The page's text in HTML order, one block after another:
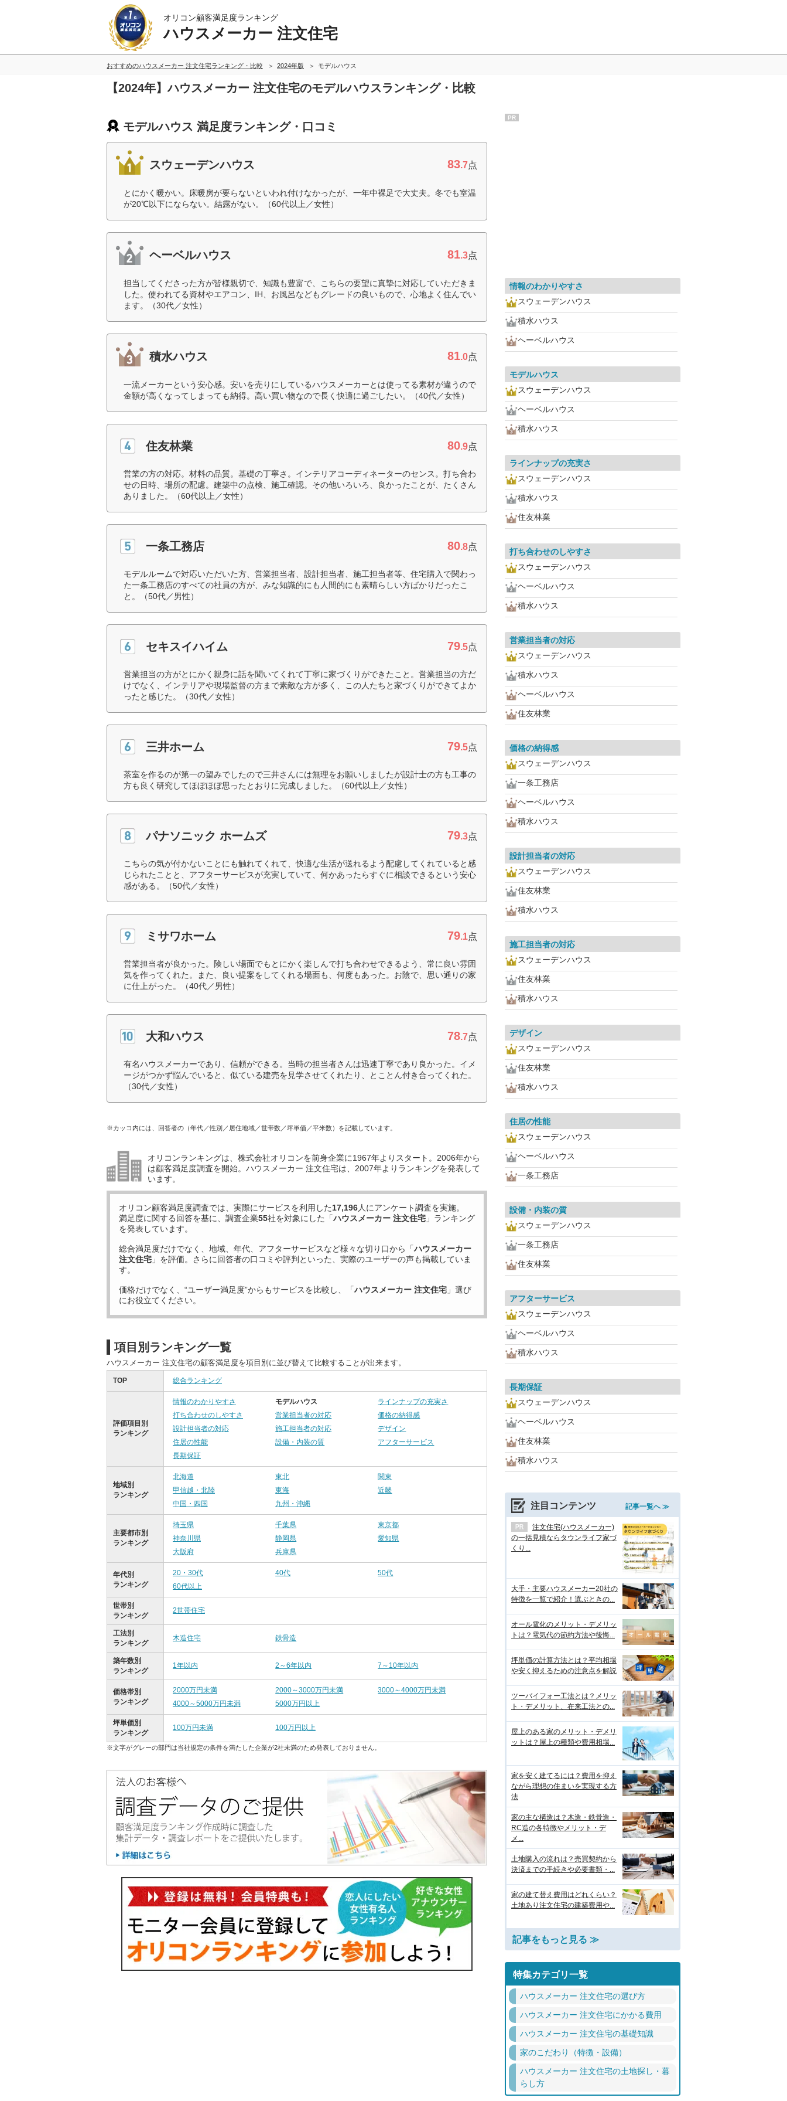
オリコン顧客満足度ランキング
ハウスメーカー 注文住宅
おすすめのハウスメーカー 注文住宅ランキング・比較 2024年版 モデルハウス
【2024年】ハウスメーカー 注文住宅のモデルハウスランキング・比較
モデルハウス 満足度ランキング・口コミ
スウェーデンハウス 83.7点
とにかく暖かい。床暖房が要らないといわれ付けなかったが、一年中裸足で大丈夫。冬でも室温
が20℃以下にならない。結露がない。（60代以上／女性）
ヘーベルハウス 81.3点
担当してくださった方が皆様親切で、知識も豊富で、こちらの要望に真摯に対応していただきま
した。使われてる資材やエアコン、IH、お風呂などもグレードの良いもので、心地よく住んでい
ます。（30代／女性）
積水ハウス 81.0点
一流メーカーという安心感。安いを売りにしているハウスメーカーとは使ってる素材が違うので
金額が高くなってしまっても納得。高い買い物なので長く快適に過ごしたい。（40代／女性）
住友林業 80.9点
営業の方の対応。材料の品質。基礎の丁寧さ。インテリアコーディネーターのセンス。打ち合わ
せの日時、場所の配慮。建築中の点検、施工確認。その他いろいろ、良かったことが、たくさん
ありました。（60代以上／女性）
一条工務店 80.8点
モデルルームで対応いただいた方、営業担当者、設計担当者、施工担当者等、住宅購入で関わっ
た一条工務店のすべての社員の方が、みな知識的にも人間的にも素晴らしい方ばかりだったこ
と。（50代／男性）
セキスイハイム 79.5点
営業担当の方がとにかく親身に話を聞いてくれて丁寧に家づくりができたこと。営業担当の方だ
けでなく、インテリアや現場監督の方まで素敵な方が多く、この人たちと家づくりができてよか
ったと感じた。（30代／女性）
三井ホーム 79.5点
茶室を作るのが第一の望みでしたので三井さんには無理をお願いしましたが設計士の方も工事の
方も良く研究してほぼほぼ思ったとおりに完成しました。（60代以上／女性）
パナソニック ホームズ 79.3点
こちらの気が付かないことにも触れてくれて、快適な生活が送れるよう配慮してくれていると感
じられたことと、アフターサービスが充実していて、何かあったらすぐに相談できるという安心
感がある。（50代／女性）
ミサワホーム 79.1点
営業担当者が良かった。険しい場面でもとにかく楽しんで打ち合わせできるよう、常に良い雰囲
気を作ってくれた。また、良い提案をしてくれる場面も、何度もあった。お陰で、思い通りの家
に仕上がった。（40代／男性）
大和ハウス 78.7点
有名ハウスメーカーであり、信頼ができる。当時の担当者さんは迅速丁寧であり良かった。イメ
ージがつかず悩んでいると、似ている建売を見学させてくれたり、とことん付き合ってくれた。
（30代／女性）
※カッコ内には、回答者の（年代／性別／居住地域／世帯数／坪単価／平米数）を記載しています。
オリコンランキングは、株式会社オリコンを前身企業に1967年よりスタート。2006年から
は顧客満足度調査を開始。ハウスメーカー 注文住宅は、2007年よりランキングを発表して
います。
オリコン顧客満足度調査では、実際にサービスを利用した17,196人にアンケート調査を実施。
満足度に関する回答を基に、調査企業55社を対象にした「ハウスメーカー 注文住宅 」ランキング
を発表しています。
総合満足度だけでなく、地域、年代、アフターサービスなど様々な切り口から「ハウスメーカー
注文住宅 」を評価。さらに回答者の口コミや評判といった、実際のユーザーの声も掲載していま
す。
価格だけでなく、“ユーザー満足度”からもサービスを比較し、「ハウスメーカー 注文住宅 」選び
にお役立てください。
項目別ランキング一覧
ハウスメーカー 注文住宅の顧客満足度を項目別に並び替えて比較することが出来ます。
TOP 総合ランキング
評価項目別
ランキング
情報のわかりやすさ モデルハウス
ラインナップの充実さ
打ち合わせのしやすさ
営業担当者の対応
価格の納得感
設計担当者の対応
施工担当者の対応
デザイン
住居の性能
設備・内装の質
アフターサービス
長期保証
地域別
ランキング
北海道 東北
関東
甲信越・北陸
東海
近畿
中国・四国
九州・沖縄
主要都市別
ランキング
埼玉県 千葉県
東京都
神奈川県
静岡県
愛知県
大阪府
兵庫県
年代別
ランキング
20・30代 40代
50代
60代以上
世帯別
ランキング
2世帯住宅
工法別
ランキング
木造住宅 鉄骨造
築年数別
ランキング
1年以内 2～6年以内 7～10年以内
価格帯別
ランキング
2000万円未満 2000～3000万円未満
3000～4000万円未満
4000～5000万円未満
5000万円以上
坪単価別
ランキング
100万円未満 100万円以上
※文字がグレーの部門は当社規定の条件を満たした企業が2社未満のため発表しておりません。
PR
情報のわかりやすさ
スウェーデンハウス
積水ハウス
ヘーベルハウス
モデルハウス
スウェーデンハウス
ヘーベルハウス
積水ハウス
ラインナップの充実さ
スウェーデンハウス
積水ハウス
住友林業
打ち合わせのしやすさ
スウェーデンハウス
ヘーベルハウス
積水ハウス
営業担当者の対応
スウェーデンハウス
積水ハウス
ヘーベルハウス
住友林業
価格の納得感
スウェーデンハウス
一条工務店
ヘーベルハウス
積水ハウス
設計担当者の対応
スウェーデンハウス
住友林業
積水ハウス
施工担当者の対応
スウェーデンハウス
住友林業
積水ハウス
デザイン
スウェーデンハウス
住友林業
積水ハウス
住居の性能
スウェーデンハウス
ヘーベルハウス
一条工務店
設備・内装の質
スウェーデンハウス
一条工務店
住友林業
アフターサービス
スウェーデンハウス
ヘーベルハウス
積水ハウス
長期保証
スウェーデンハウス
ヘーベルハウス
住友林業
積水ハウス
注目コンテンツ 記事一覧へ ≫
注文住宅(ハウスメーカー)
の一括見積ならタウンライフ家づ
くり...
大手・主要ハウスメーカー20社の
特徴を一覧で紹介！選ぶときの...
オール電化のメリット・デメリッ
トは？電気代の節約方法や後悔...
坪単価の計算方法とは？平均相場
や安く抑えるための注意点を解説
ツーバイフォー工法とは？メリッ
ト・デメリット、在来工法との...
屋上のある家のメリット・デメリ
ットは？屋上の種類や費用相場...
家を安く建てるには？費用を抑え
ながら理想の住まいを実現する方
法
家の主な構造は？木造・鉄骨造・
RC造の各特徴やメリット・デ
メ...
土地購入の流れは？売買契約から
決済までの手続きや必要書類・...
家の建て替え費用はどれくらい？
土地あり注文住宅の建築費用や...
記事をもっと見る ≫
特集カテゴリ一覧
ハウスメーカー 注文住宅の選び方
ハウスメーカー 注文住宅にかかる費用
ハウスメーカー 注文住宅の基礎知識
家のこだわり（特徴・設備）
ハウスメーカー 注文住宅の土地探し・暮
らし方